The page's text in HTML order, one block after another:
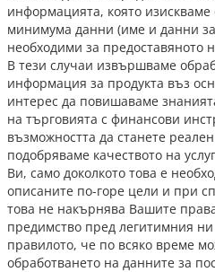
информацията, която изискваме
минимума данни (име и данни за
необходими за предоставяното
В тези случаи извършваме
информация за продукта въз
интерес да повишаваме
на търговията с финансови
възможността да станете
подобряваме качеството на
Ви, само доколкото това е
описаните по-горе цели и при
това не накърнява Вашите
предимство пред легитимния
правилото, че по всяко време
обработването на данните за